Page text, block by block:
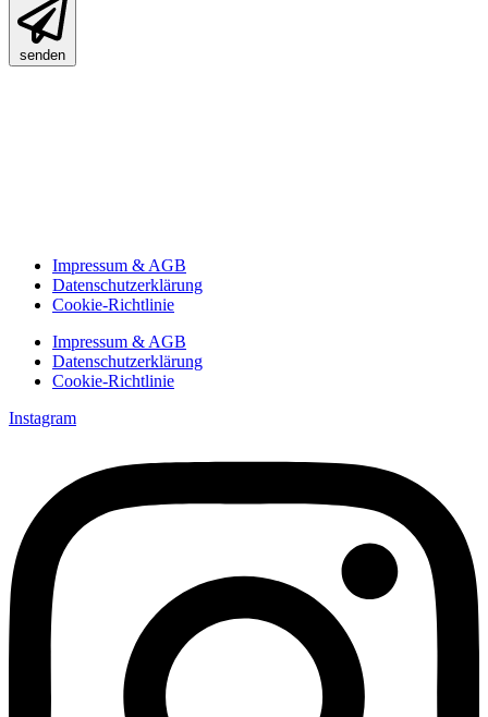
senden
Impressum & AGB
Datenschutzerklärung
Cookie-Richtlinie
Impressum & AGB
Datenschutzerklärung
Cookie-Richtlinie
Instagram